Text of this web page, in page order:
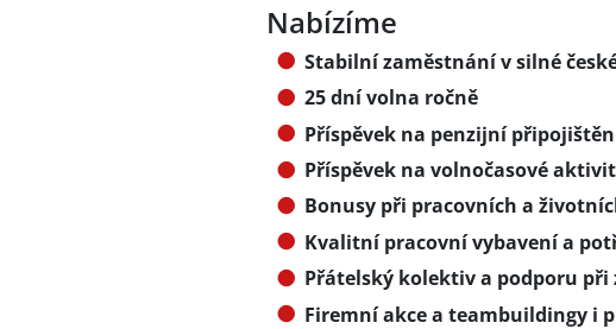
Nabízíme
Stabilní zaměstnání v silné
25 dní volna ročně
Příspěvek na penzijní
Příspěvek na volnočasové
Bonusy při pracovních a
Kvalitní pracovní vybavení a
Přátelský kolektiv a podporu při
Firemní akce a teambuildingy i